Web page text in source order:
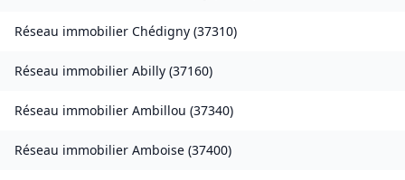
Réseau immobilier Chédigny (37310)
Réseau immobilier Abilly (37160)
Réseau immobilier Ambillou (37340)
Réseau immobilier Amboise (37400)